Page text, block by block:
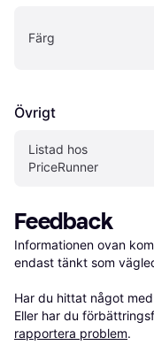
Färg
Övrigt
Listad hos
PriceRunner
Feedback
Informationen ovan
endast tänkt som
Har du hittat något
Eller har du
rapportera problem.